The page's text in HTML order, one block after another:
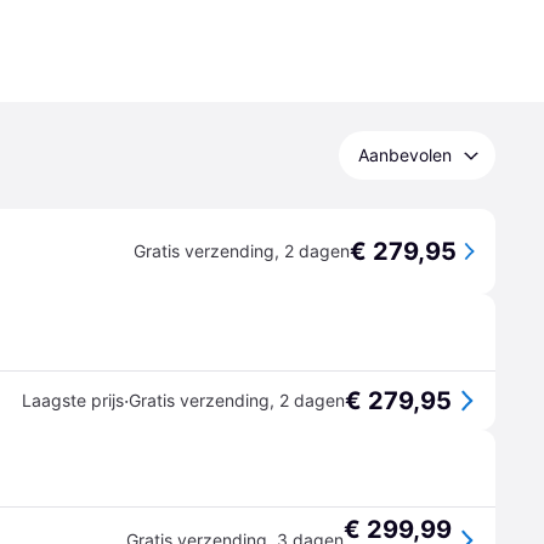
Aanbevolen
Gratis verzending, 2 dagen€ 279,95
Laagste prijs·Gratis verzending, 2 dagen€ 279,95
Gratis verzending 3 dagen€ 299,99